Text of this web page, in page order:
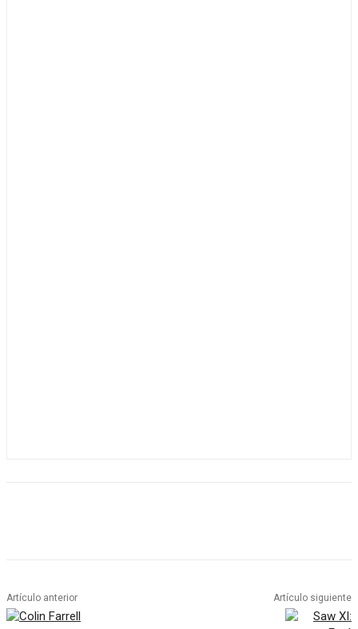
Artículo anterior Artículo siguiente